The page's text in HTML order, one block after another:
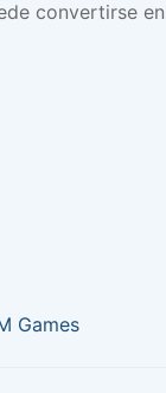
convertirse
Games